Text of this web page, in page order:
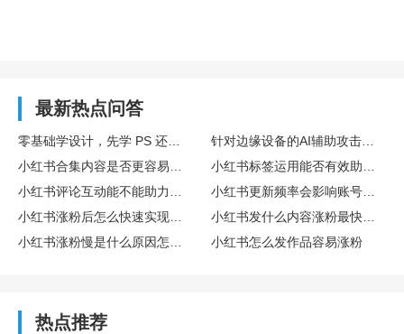
最新热点问答
小红书怎么发作品容易涨粉
热点推荐